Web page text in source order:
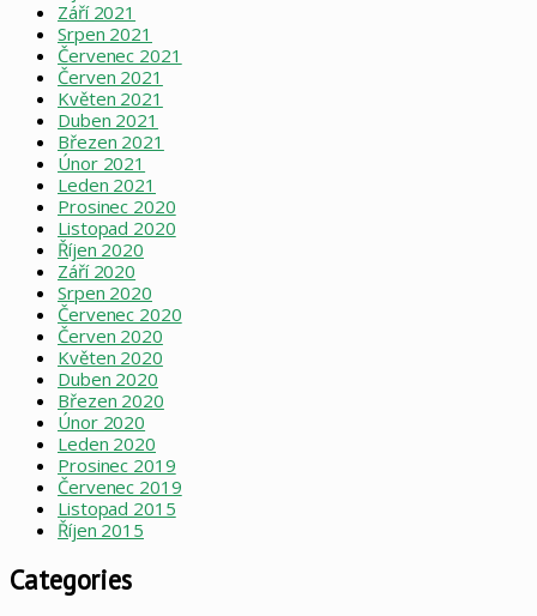
Září 2021
Srpen 2021
Červenec 2021
Červen 2021
Květen 2021
Duben 2021
Březen 2021
Únor 2021
Leden 2021
Prosinec 2020
Listopad 2020
Říjen 2020
Září 2020
Srpen 2020
Červenec 2020
Červen 2020
Květen 2020
Duben 2020
Březen 2020
Únor 2020
Leden 2020
Prosinec 2019
Červenec 2019
Listopad 2015
Říjen 2015
Categories